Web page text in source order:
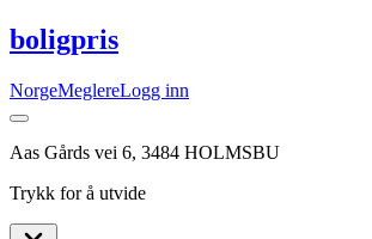
boligpris
NorgeMeglereLogg inn
Aas Gårds vei 6, 3484 HOLMSBU
Trykk for å utvide